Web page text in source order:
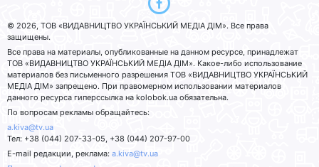
© 2026, ТОВ «ВИДАВНИЦТВО УКРАЇНСЬКИЙ МЕДІА ДІМ». Все права
защищены.
Все права на материалы, опубликованные на данном ресурсе, принадлежат
ТОВ «ВИДАВНИЦТВО УКРАЇНСЬКИЙ МЕДІА ДІМ». Какое-либо использование
материалов без письменного разрешения ТОВ «ВИДАВНИЦТВО УКРАЇНСЬКИЙ
МЕДІА ДІМ» запрещено. При правомерном использовании материалов
данного ресурса гиперссылка на kolobok.ua обязательна.
По вопросам рекламы обращайтесь:
a.kiva@tv.ua
Тел: +38 (044) 207-33-05, +38 (044) 207-97-00
E-mail редакции, реклама: a.kiva@tv.ua